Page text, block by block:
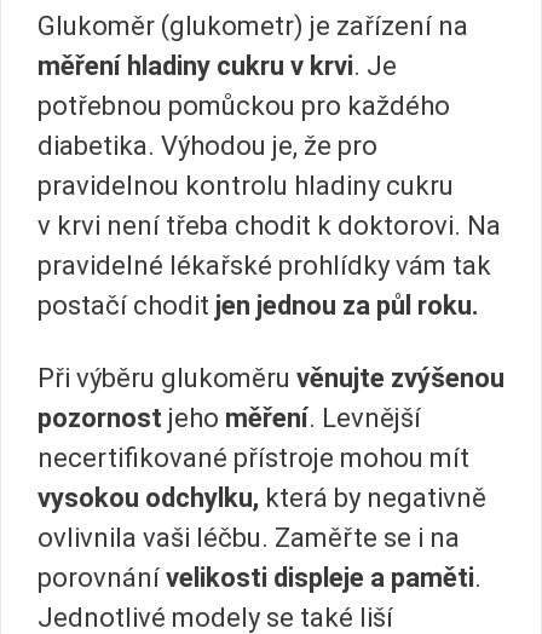
Glukoměr (glukometr) je zařízení na
měření hladiny cukru v krvi. Je
potřebnou pomůckou pro každého
diabetika. Výhodou je, že pro
pravidelnou kontrolu hladiny cukru
v krvi není třeba chodit k doktorovi. Na
pravidelné lékařské prohlídky vám tak
postačí chodit jen jednou za půl roku.
Při výběru glukoměru věnujte zvýšenou
pozornost jeho měření. Levnější
necertifikované přístroje mohou mít
vysokou odchylku, která by negativně
ovlivnila vaši léčbu. Zaměřte se i na
porovnání velikosti displeje a paměti.
Jednotlivé modely se také liší